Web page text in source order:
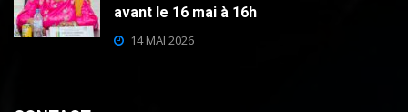
avant le 16 mai à 16h
14 MAI 2026